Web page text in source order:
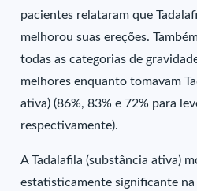
pacientes relataram que
melhorou suas ereções.
todas as categorias de
melhores enquanto tomavam
ativa) (86%, 83% e 72% para
respectivamente).
A Tadalafila (substância ativa)
estatisticamente significante na